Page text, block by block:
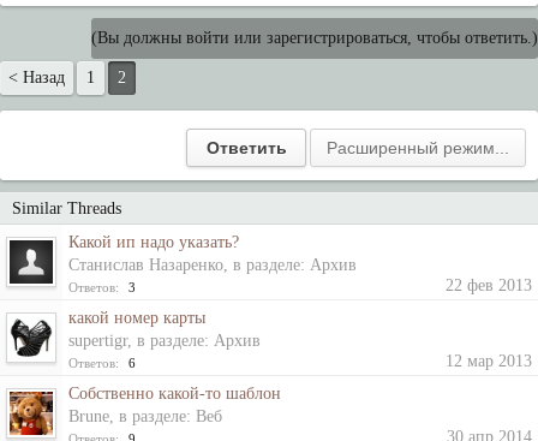
(Вы должны войти или зарегистрироваться, чтобы ответить.)
< Назад 1 2
Similar Threads
Какой ип надо указать?
Станислав Назаренко, в разделе: Архив
Ответов: 3
22 фев 2013
какой номер карты
supertigr, в разделе: Архив
Ответов: 6
12 мар 2013
Собственно какой-то шаблон
Brune, в разделе: Веб
30 апр 2014